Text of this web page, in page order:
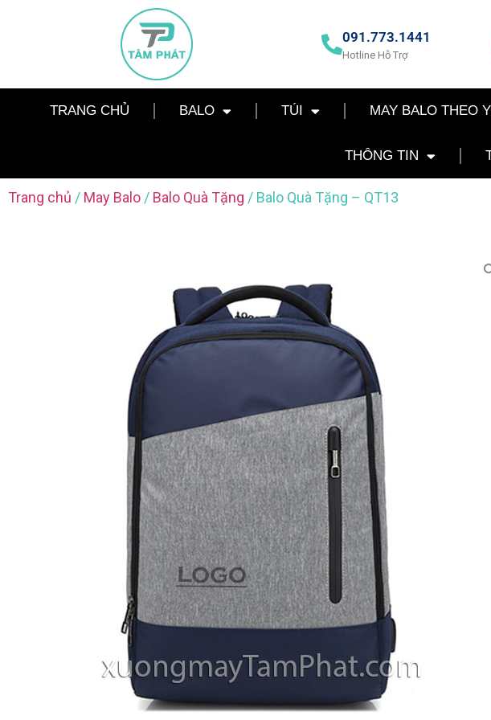
091.773.1441
Hotline Hỗ Trợ
TRANG CHỦ BALO TÚI MAY BALO THEO
THÔNG TIN
Trang chủ / May Balo / Balo Quà Tặng / Balo Quà Tặng – QT13